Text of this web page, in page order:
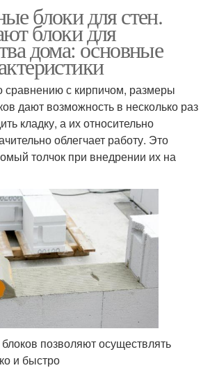
Керамические блоки
Газобетонные блоки
Стеновый газобетон
Строительство из
газобетона
блоки для стен.
блоки для
дома: основные
сравнению с кирпичом, размеры
дают возможность в несколько раз
кладку, а их относительно
облегчает работу. Это
толчок при внедрении их на
позволяют осуществлять
и быстро